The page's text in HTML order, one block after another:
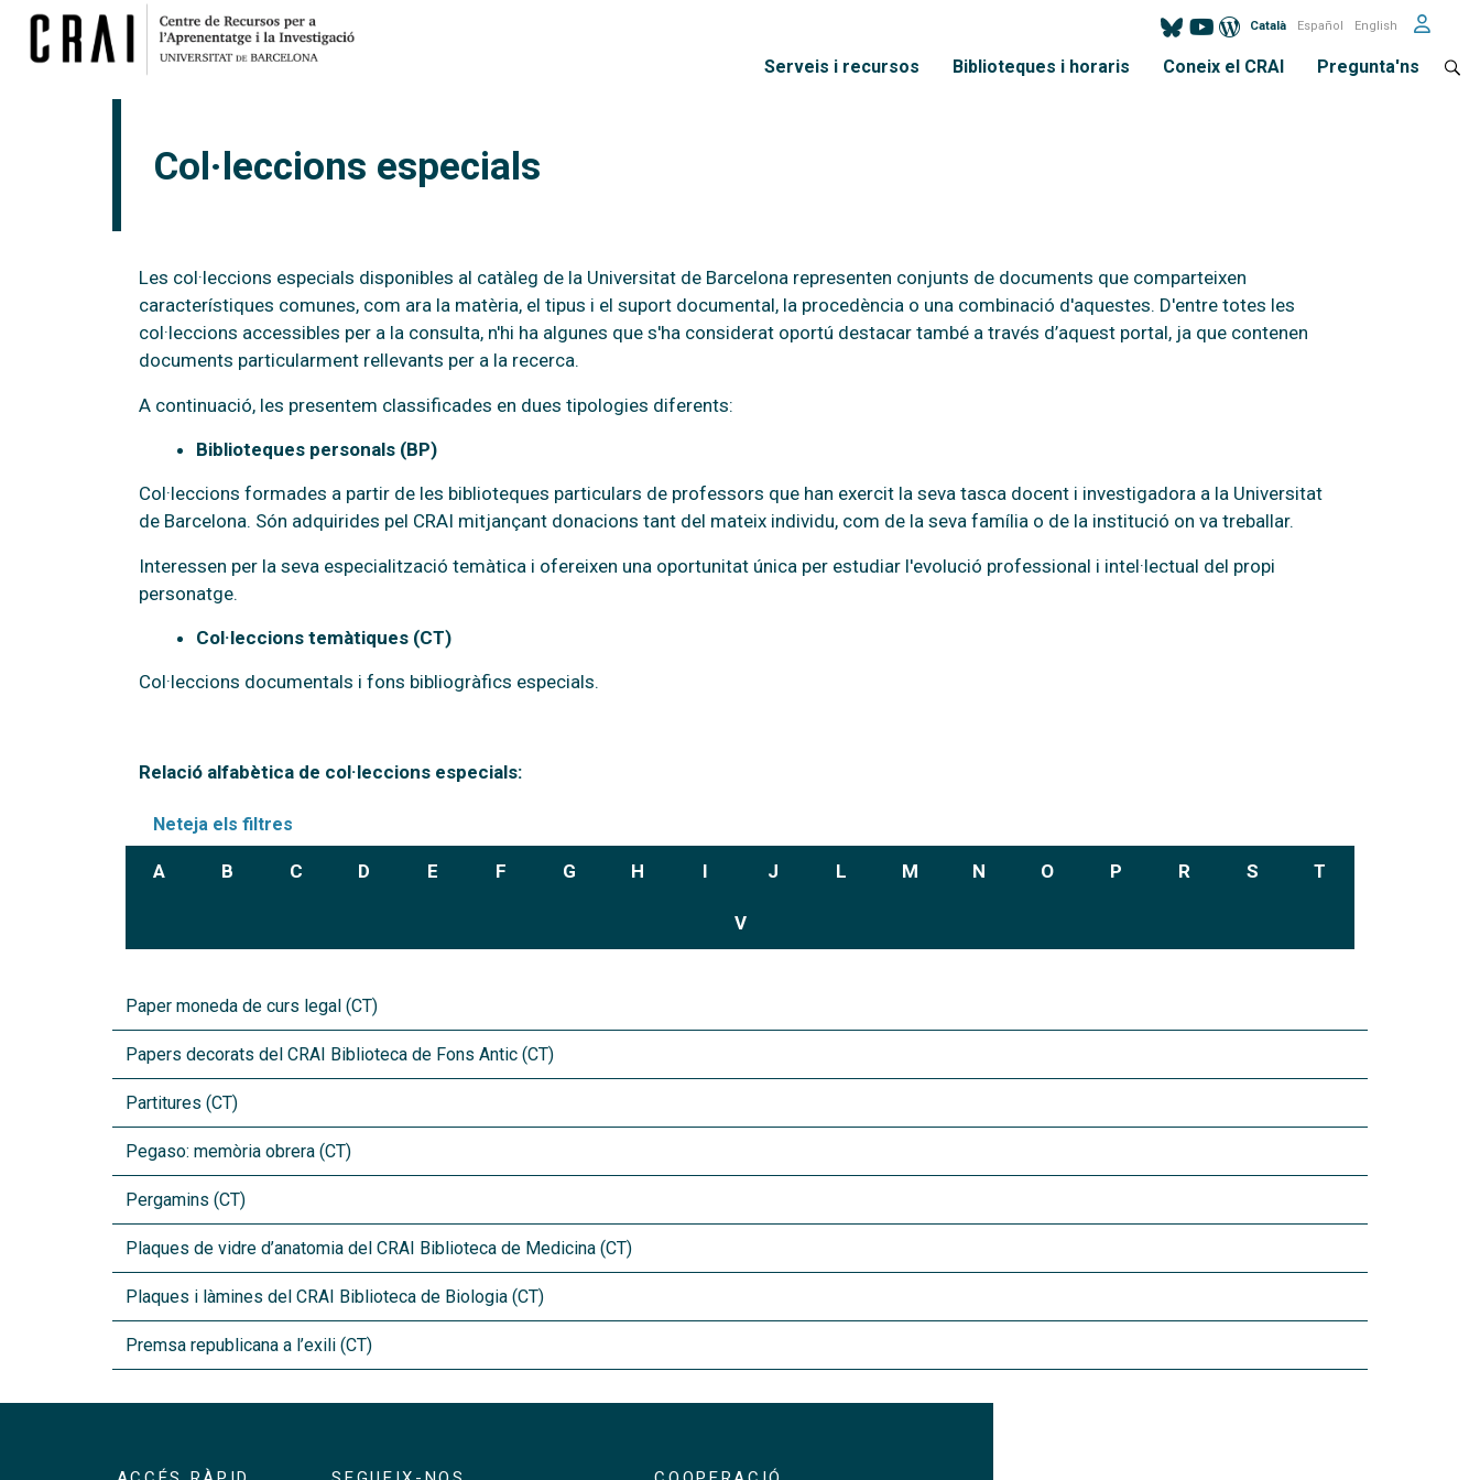
Català Español English
Menú principal
Serveis i recursos Biblioteques i horaris Coneix el CRAI Pregunta'ns
Col·leccions especials
Les col·leccions especials disponibles al catàleg de la Universitat de Barcelona representen conjunts de documents que comparteixen
característiques comunes, com ara la matèria, el tipus i el suport documental, la procedència o una combinació d'aquestes. D'entre totes les
col·leccions accessibles per a la consulta, n'hi ha algunes que s'ha considerat oportú destacar també a través d’aquest portal, ja que contenen
documents particularment rellevants per a la recerca.
A continuació, les presentem classificades en dues tipologies diferents:
Biblioteques personals (BP)
Col·leccions formades a partir de les biblioteques particulars de professors que han exercit la seva tasca docent i investigadora a la Universitat
de Barcelona. Són adquirides pel CRAI mitjançant donacions tant del mateix individu, com de la seva família o de la institució on va treballar.
Interessen per la seva especialització temàtica i ofereixen una oportunitat única per estudiar l'evolució professional i intel·lectual del propi
personatge.
Col·leccions temàtiques (CT)
Col·leccions documentals i fons bibliogràfics especials.
Relació alfabètica de col·leccions especials:
Neteja els filtres
A B C D E F G H I J L M N O P R S T
V
Paper moneda de curs legal (CT)
Papers decorats del CRAI Biblioteca de Fons Antic (CT)
Partitures (CT)
Pegaso: memòria obrera (CT)
Pergamins (CT)
Plaques de vidre d’anatomia del CRAI Biblioteca de Medicina (CT)
Plaques i làmines del CRAI Biblioteca de Biologia (CT)
Premsa republicana a l’exili (CT)